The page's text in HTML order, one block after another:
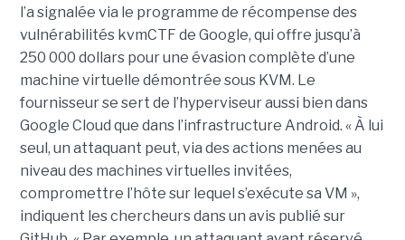
l’a signalée via le programme de récompense des
vulnérabilités kvmCTF de Google, qui offre jusqu’à
250 000 dollars pour une évasion complète d’une
machine virtuelle démontrée sous KVM. Le
fournisseur se sert de l’hyperviseur aussi bien dans
Google Cloud que dans l’infrastructure Android. « À lui
seul, un attaquant peut, via des actions menées au
niveau des machines virtuelles invitées,
compromettre l’hôte sur lequel s’exécute sa VM »,
indiquent les chercheurs dans un avis publié sur